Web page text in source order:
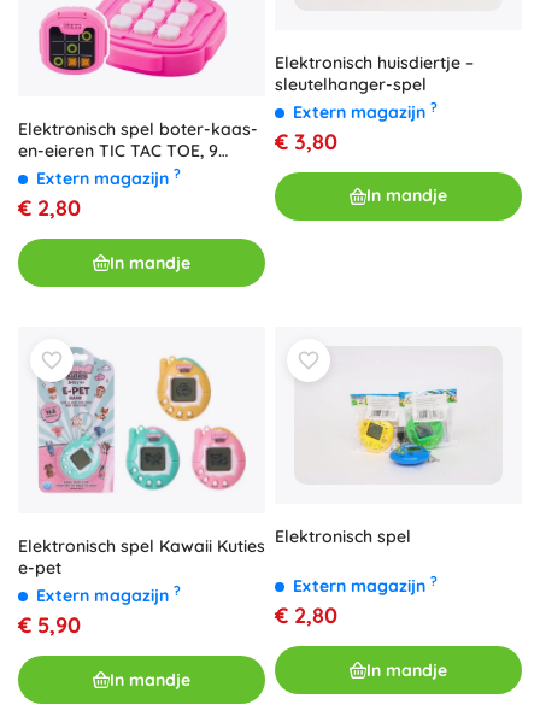
Elektronisch spel boter-kaas-
en-eieren TIC TAC TOE, 9
modi, roze
Extern magazijn ?
€ 2,80
In mandje
Elektronisch huisdiertje –
sleutelhanger-spel
Extern magazijn ?
€ 3,80
In mandje
Elektronisch spel Kawaii Kuties
e-pet
Extern magazijn ?
€ 5,90
In mandje
Elektronisch spel
Extern magazijn ?
€ 2,80
In mandje